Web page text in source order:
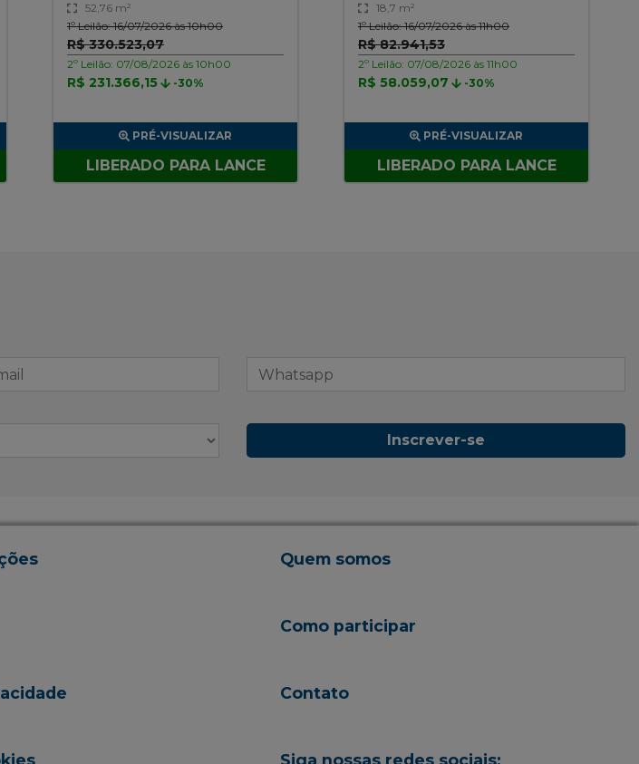
52,76 m²
1º Leilão: 16/07/2026 às 10h00
R$ 330.523,07
2º Leilão: 07/08/2026 às 10h00
R$ 231.366,15 -30%
PRÉ-VISUALIZAR
LIBERADO PARA LANCE
18,7 m²
1º Leilão: 16/07/2026 às 11h00
R$ 82.941,53
2º Leilão: 07/08/2026 às 11h00
R$ 58.059,07 -30%
PRÉ-VISUALIZAR
LIBERADO PARA LANCE
Inscrever-se
Quem somos
Como participar
Contato
Siga nossas redes sociais: